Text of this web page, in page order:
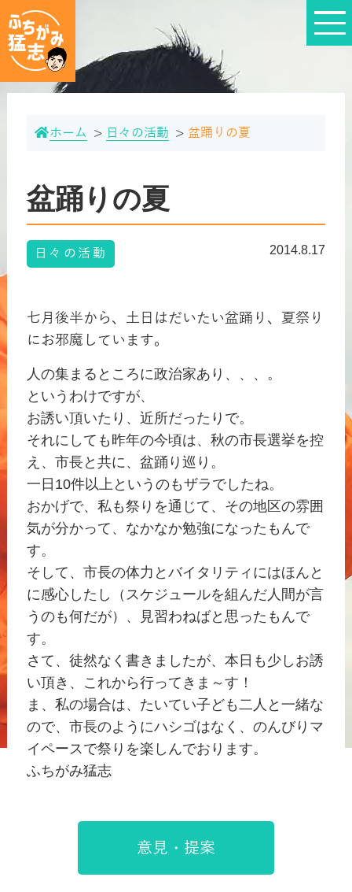
ホーム 日々の活動 盆踊りの夏
盆踊りの夏
日々の活動 2014.8.17
七月後半から、土日はだいたい盆踊り、夏祭り
にお邪魔しています。
人の集まるところに政治家あり、、、。
というわけですが、
お誘い頂いたり、近所だったりで。
それにしても昨年の今頃は、秋の市長選挙を控
え、市長と共に、盆踊り巡り。
一日10件以上というのもザラでしたね。
おかげで、私も祭りを通じて、その地区の雰囲
気が分かって、なかなか勉強になったもんで
す。
そして、市長の体力とバイタリティにはほんと
に感心したし（スケジュールを組んだ人間が言
うのも何だが）、見習わねばと思ったもんで
す。
さて、徒然なく書きましたが、本日も少しお誘
い頂き、これから行ってきま～す！
ま、私の場合は、たいてい子ども二人と一緒な
ので、市長のようにハシゴはなく、のんびりマ
イペースで祭りを楽しんでおります。
ふちがみ猛志
意見・提案